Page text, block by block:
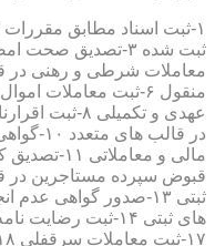
در قالب